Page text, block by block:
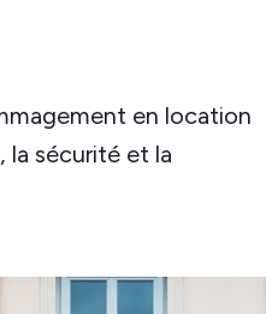
en location
la sécurité et la